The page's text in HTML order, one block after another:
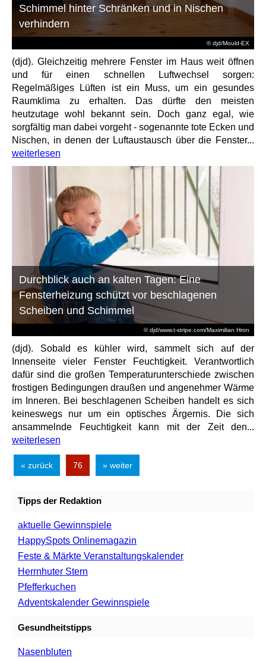
© djd/Mould-EX
Schimmel hinter Schränken und in Nischen
verhindern
(djd). Gleichzeitig mehrere Fenster im Haus weit öffnen
und für einen schnellen Luftwechsel sorgen:
Regelmäßiges Lüften ist ein Muss, um ein gesundes
Raumklima zu erhalten. Das dürfte den meisten
heutzutage wohl bekannt sein. Doch ganz egal, wie
sorgfältig man dabei vorgeht - sogenannte tote Ecken und
Nischen, in denen der Luftaustausch über die Fenster...
weiterlesen
© djd/www.t-stripe.com/Maximilian Hron
Durchblick auch an kalten Tagen: Eine
Fensterheizung schützt vor beschlagenen
Scheiben und Schimmel
(djd). Sobald es kühler wird, sammelt sich auf der
Innenseite vieler Fenster Feuchtigkeit. Verantwortlich
dafür sind die großen Temperaturunterschiede zwischen
frostigen Bedingungen draußen und angenehmer Wärme
im Inneren. Bei beschlagenen Scheiben handelt es sich
keineswegs nur um ein optisches Ärgernis. Die sich
ansammelnde Feuchtigkeit kann mit der Zeit den...
weiterlesen
« zurück 76 » weiter
Tipps der Redaktion
aktuelle Gewinnspiele
HappySpots Onlinemagazin
Feste & Märkte Veranstaltungskalender
Herrnhuter Stern
Pfefferkuchen
Adventskalender Gewinnspiele
Gesundheitstipps
Nasenbluten